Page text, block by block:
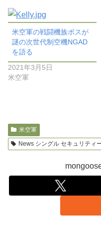
米空軍の戦闘機族ボスが
謎の次世代制空機NGAD
を語る
2021年3月5日
米空軍
米空軍
News シングル セキュリティ